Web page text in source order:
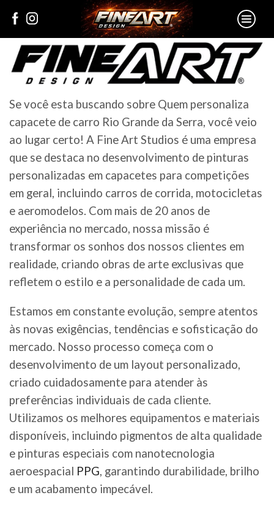
Se você esta buscando sobre Quem personaliza
capacete de carro Rio Grande da Serra, você veio
ao lugar certo! A Fine Art Studios é uma empresa
que se destaca no desenvolvimento de pinturas
personalizadas em capacetes para competições
em geral, incluindo carros de corrida, motocicletas
e aeromodelos. Com mais de 20 anos de
experiência no mercado, nossa missão é
transformar os sonhos dos nossos clientes em
realidade, criando obras de arte exclusivas que
refletem o estilo e a personalidade de cada um.
Estamos em constante evolução, sempre atentos
às novas exigências, tendências e sofisticação do
mercado. Nosso processo começa com o
desenvolvimento de um layout personalizado,
criado cuidadosamente para atender às
preferências individuais de cada cliente.
Utilizamos os melhores equipamentos e materiais
disponíveis, incluindo pigmentos de alta qualidade
e pinturas especiais com nanotecnologia
aeroespacial PPG, garantindo durabilidade, brilho
e um acabamento impecável.